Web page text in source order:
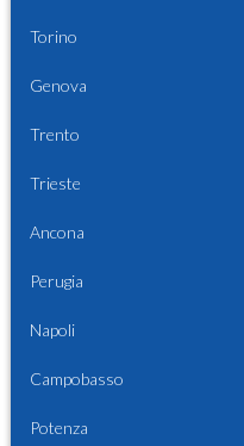
Torino
Genova
Trento
Trieste
Ancona
Perugia
Napoli
Campobasso
Potenza